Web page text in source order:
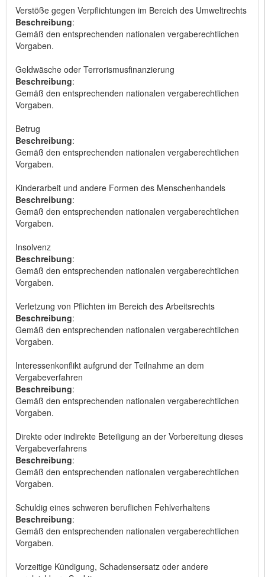
Verstöße gegen Verpflichtungen im Bereich des Umweltrechts
Beschreibung:
Gemäß den entsprechenden nationalen vergaberechtlichen
Vorgaben.
Geldwäsche oder Terrorismusfinanzierung
Beschreibung:
Gemäß den entsprechenden nationalen vergaberechtlichen
Vorgaben.
Betrug
Beschreibung:
Gemäß den entsprechenden nationalen vergaberechtlichen
Vorgaben.
Kinderarbeit und andere Formen des Menschenhandels
Beschreibung:
Gemäß den entsprechenden nationalen vergaberechtlichen
Vorgaben.
Insolvenz
Beschreibung:
Gemäß den entsprechenden nationalen vergaberechtlichen
Vorgaben.
Verletzung von Pflichten im Bereich des Arbeitsrechts
Beschreibung:
Gemäß den entsprechenden nationalen vergaberechtlichen
Vorgaben.
Interessenkonflikt aufgrund der Teilnahme an dem
Vergabeverfahren
Beschreibung:
Gemäß den entsprechenden nationalen vergaberechtlichen
Vorgaben.
Direkte oder indirekte Beteiligung an der Vorbereitung dieses
Vergabeverfahrens
Beschreibung:
Gemäß den entsprechenden nationalen vergaberechtlichen
Vorgaben.
Schuldig eines schweren beruflichen Fehlverhaltens
Beschreibung:
Gemäß den entsprechenden nationalen vergaberechtlichen
Vorgaben.
Vorzeitige Kündigung, Schadensersatz oder andere